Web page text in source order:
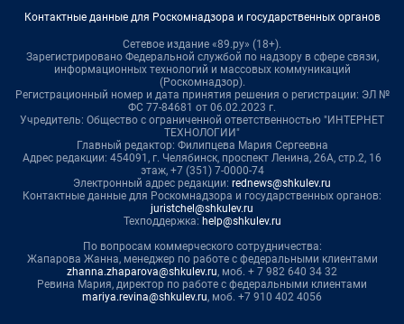
Контактные данные для Роскомнадзора и государственных органов
Сетевое издание «89.ру» (18+).
Зарегистрировано Федеральной службой по надзору в сфере связи,
информационных технологий и массовых коммуникаций
(Роскомнадзор).
Регистрационный номер и дата принятия решения о регистрации: ЭЛ №
ФС 77-84681 от 06.02.2023 г.
Учредитель: Общество с ограниченной ответственностью "ИНТЕРНЕТ
ТЕХНОЛОГИИ"
Главный редактор: Филипцева Мария Сергеевна
Адрес редакции: 454091, г. Челябинск, проспект Ленина, 26А, стр.2, 16
этаж, +7 (351) 7-0000-74
Электронный адрес редакции: rednews@shkulev.ru
Контактные данные для Роскомнадзора и государственных органов:
juristchel@shkulev.ru
Техподдержка: help@shkulev.ru
По вопросам коммерческого сотрудничества:
Жапарова Жанна, менеджер по работе с федеральными клиентами
zhanna.zhaparova@shkulev.ru, моб. + 7 982 640 34 32
Ревина Мария, директор по работе с федеральными клиентами
mariya.revina@shkulev.ru, моб. +7 910 402 4056